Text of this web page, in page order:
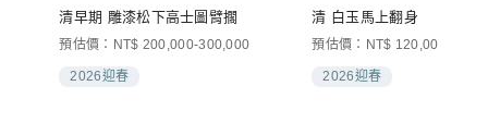
清早期 雕漆松下高士圖臂擱
預估價：NT$ 200,000-300,000
2026迎春
清 白玉馬上翻身
預估價：NT$ 120,000-
2026迎春